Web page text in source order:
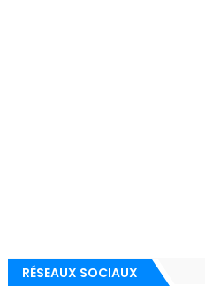
RÉSEAUX SOCIAUX